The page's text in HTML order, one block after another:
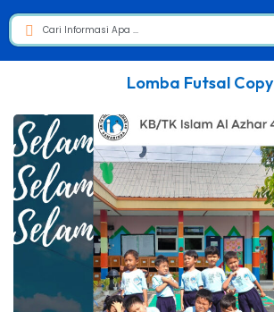
Lomba Futsal Copy